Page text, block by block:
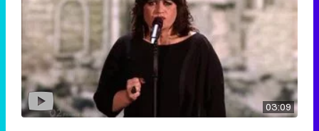
03:09